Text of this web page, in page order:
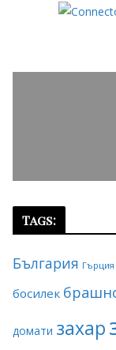
Tags:
България Гърция
босилек
домати захар